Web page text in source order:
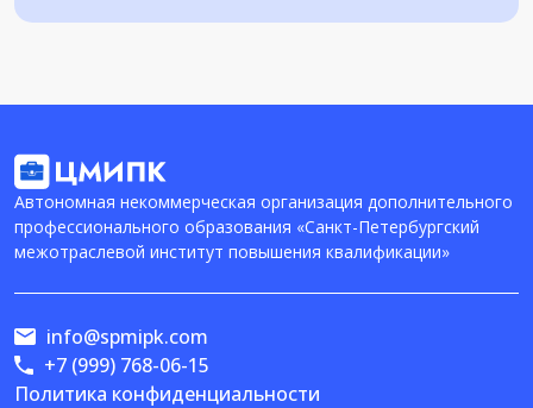
Автономная некоммерческая организация дополнительного
профессионального образования «Санкт-Петербургский
межотраслевой институт повышения квалификации»
Политика конфиденциальности
info@spmipk.com
+7 (999) 768-06-15